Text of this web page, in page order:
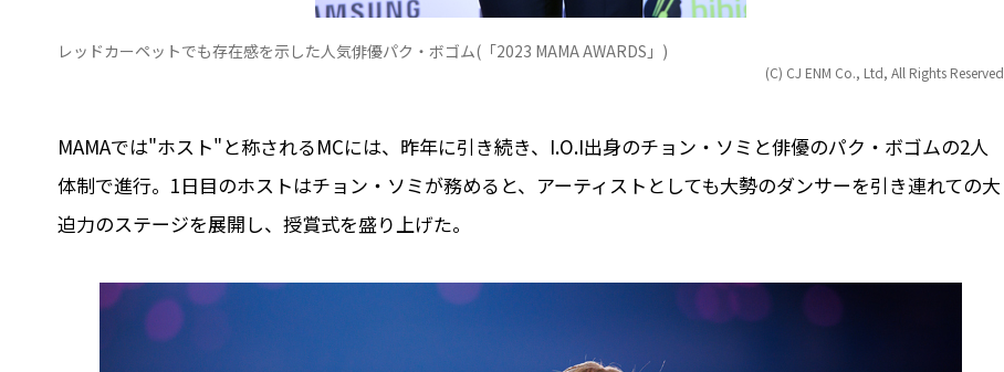
レッドカーペットでも存在感を示した人気俳優パク・ボゴム(「2023 MAMA AWARDS」)
(C) CJ ENM Co., Ltd, All Rights Reserved
MAMAでは"ホスト"と称されるMCには、昨年に引き続き、I.O.I出身のチョン・ソミと俳優のパク・ボゴムの2人
体制で進行。1日目のホストはチョン・ソミが務めると、アーティストとしても大勢のダンサーを引き連れての大
迫力のステージを展開し、授賞式を盛り上げた。